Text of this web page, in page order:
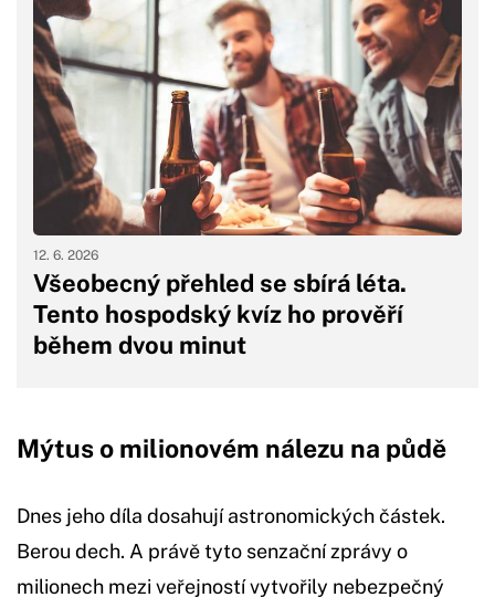
Všeobecný přehled se sbírá léta.
Tento hospodský kvíz ho prověří
během dvou minut
12. 6. 2026
Mýtus o milionovém nálezu na půdě
Dnes jeho díla dosahují astronomických částek.
Berou dech. A právě tyto senzační zprávy o
milionech mezi veřejností vytvořily nebezpečný